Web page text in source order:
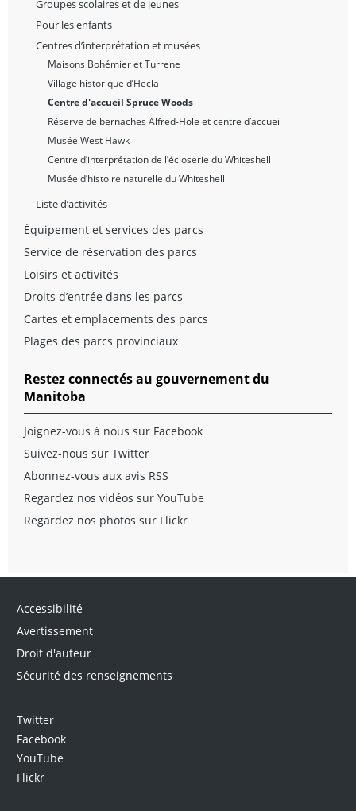
Groupes scolaires et de jeunes
Pour les enfants
Centres d’interprétation et musées
Maisons Bohémier et Turrene
Village historique d’Hecla
Centre d'accueil Spruce Woods
Réserve de bernaches Alfred-Hole et centre d’accueil
Musée West Hawk
Centre d’interprétation de l’écloserie du Whiteshell
Musée d’histoire naturelle du Whiteshell
Liste d’activités
Équipement et services des parcs
Service de réservation des parcs
Loisirs et activités
Droits d’entrée dans les parcs
Cartes et emplacements des parcs
Plages des parcs provinciaux
Restez connectés au gouvernement du
Manitoba
Joignez-vous à nous sur Facebook
Suivez-nous sur Twitter
Abonnez-vous aux avis RSS
Regardez nos vidéos sur YouTube
Regardez nos photos sur Flickr
Accessibilité
Avertissement
Droit d'auteur
Sécurité des renseignements
Twitter
Facebook
YouTube
Flickr